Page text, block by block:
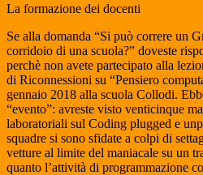
La formazione dei docenti
Se alla domanda “Si può correre un
corridoio di una scuola?” doveste
perchè non avete partecipato alla
di Riconnessioni su “Pensiero
gennaio 2018 alla scuola Collodi.
“evento”: avreste visto venticinque
laboratoriali sul Coding plugged e
squadre si sono sfidate a colpi di
vetture al limite del maniacale su un
quanto l’attività di programmazione